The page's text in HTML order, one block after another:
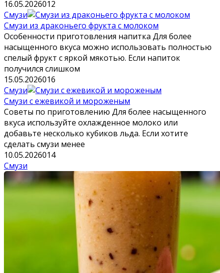
16.05.2026012
Смузи
Смузи из драконьего фрукта с молоком
Особенности приготовления напитка Для более
насыщенного вкуса можно использовать полностью
спелый фрукт с яркой мякотью. Если напиток
получился слишком
15.05.2026016
Смузи
Смузи с ежевикой и мороженым
Советы по приготовлению Для более насыщенного
вкуса используйте охлажденное молоко или
добавьте несколько кубиков льда. Если хотите
сделать смузи менее
10.05.2026014
Смузи